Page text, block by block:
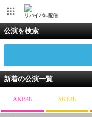
リバイバル配信
公演を検索
新着の公演一覧
AKB48 SKE48